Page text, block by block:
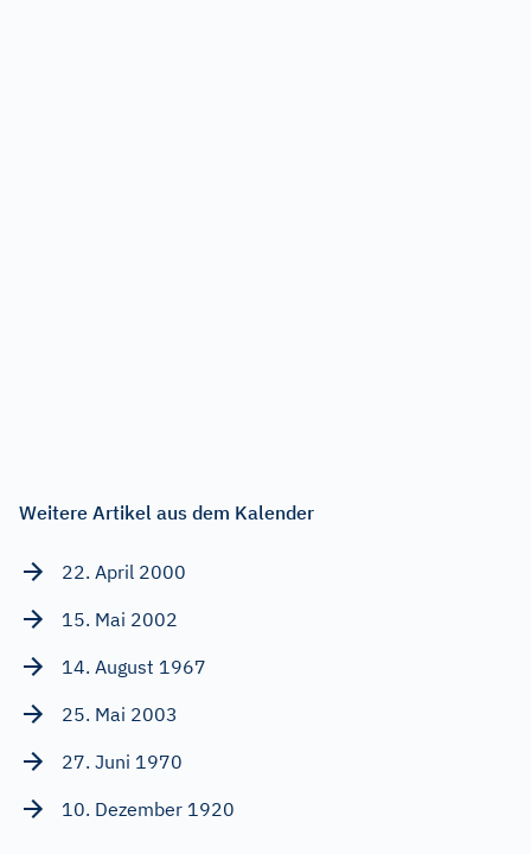
Weitere Artikel aus dem Kalender
22. April 2000
15. Mai 2002
14. August 1967
25. Mai 2003
27. Juni 1970
10. Dezember 1920